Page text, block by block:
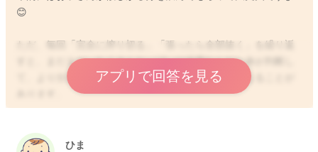
😊
ただ、毎回「完全に搾り切る」「張ったら全部抜く」を繰り返
すと、まだまだ、たくさんおっぱいが必要なんだと体が判断し
て、より分泌が増える傾向にスイッチが入りやすくなることが
飲める範囲で飲んでもらう、どうしても張りが強くあり、痛み
アプリで回答を見る
ひま